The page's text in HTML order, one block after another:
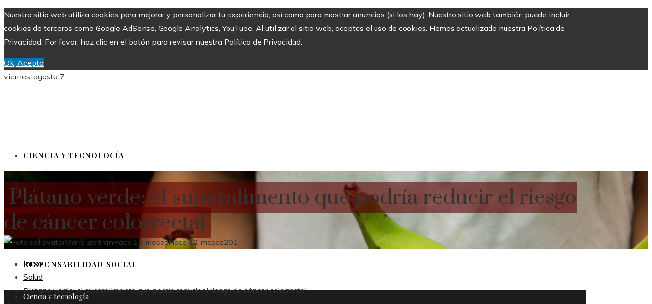
Nuestro sitio web utiliza cookies para mejorar y personalizar tu experiencia, así como para mostrar anuncios (si los hay). Nuestro sitio web también puede incluir
cookies de terceros como Google AdSense, Google Analytics, YouTube. Al utilizar el sitio web, aceptas el uso de cookies. Hemos actualizado nuestra Política de
Privacidad. Por favor, haz clic en el botón para revisar nuestra Política de Privacidad.
Ok, Acepto
viernes, agosto 7
CIENCIA Y TECNOLOGÍA
INVERSIONES Y NEGOCIOS
CULTURA Y OCIO
RESPONSABILIDAD SOCIAL
Ciencia y tecnología
Plátano verde: el superalimento que podría reducir el riesgo
de cáncer colorrectal
María BeltránHace 12 mesesHace 12 meses201
Inicio
Salud
Plátano verde: el superalimento que podría reducir el riesgo de cáncer colorrectal